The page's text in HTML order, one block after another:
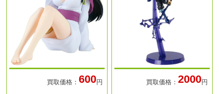
買取価格： 600円 買取価格： 2000円